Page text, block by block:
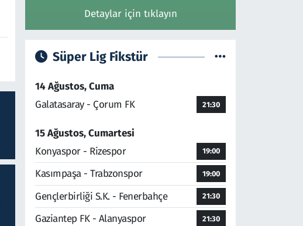
Detaylar için tıklayın
Süper Lig Fikstür
14 Ağustos, Cuma
Galatasaray - Çorum FK
21:30
15 Ağustos, Cumartesi
Konyaspor - Rizespor
19:00
Kasımpaşa - Trabzonspor 19:00
Gençlerbirliği S.K. - Fenerbahçe 21:30
Gaziantep FK - Alanyaspor 21:30